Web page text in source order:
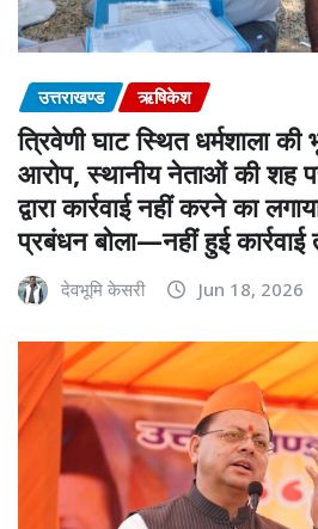
उत्तराखण्ड ऋषिकेश
त्रिवेणी घाट स्थित धर्मशाला
आरोप, स्थानीय नेताओं की शह
द्वारा कार्रवाई नहीं करने का
प्रबंधन बोला—नहीं हुई
देवभूमि केसरी Jun 18, 2026